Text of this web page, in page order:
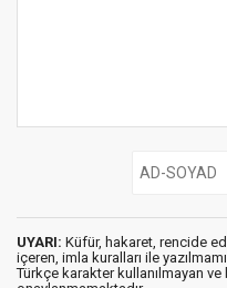
UYARI: Küfür, hakaret, rencide
içeren, imla kuralları ile
Türkçe karakter kullanılmayan